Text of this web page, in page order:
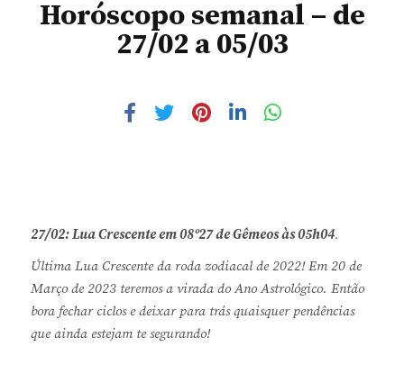
Horóscopo semanal – de
27/02 a 05/03
27/02: Lua Crescente em 08º27 de Gêmeos às 05h04.
Última Lua Crescente da roda zodiacal de 2022! Em 20 de
Março de 2023 teremos a virada do Ano Astrológico. Então
bora fechar ciclos e deixar para trás quaisquer pendências
que ainda estejam te segurando!